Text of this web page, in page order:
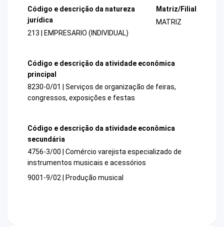
Código e descrição da natureza
jurídica
213 | EMPRESARIO (INDIVIDUAL)
Matriz/Filial
MATRIZ
Código e descrição da atividade econômica
principal
8230-0/01 | Serviços de organização de feiras,
congressos, exposições e festas
Código e descrição da atividade econômica
secundária
4756-3/00 | Comércio varejista especializado de
instrumentos musicais e acessórios
9001-9/02 | Produção musical